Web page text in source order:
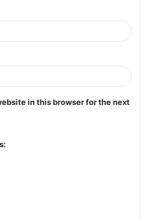
in this browser for the next